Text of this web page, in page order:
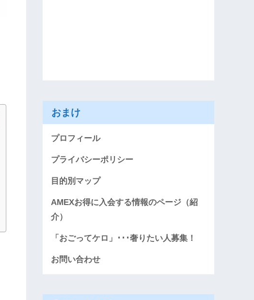
おまけ
プロフィール
プライバシーポリシー
目的別マップ
AMEXお得に入会する情報のページ（紹
介）
「おごってケロ」･･･奢りたい人募集！
お問い合わせ